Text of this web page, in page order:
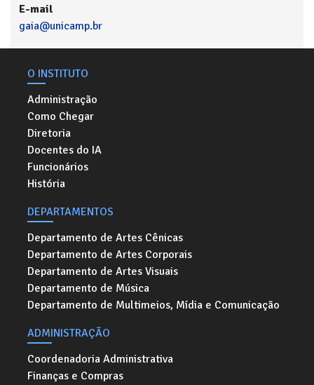
E-mail
gaia@unicamp.br
O INSTITUTO
Administração
Como Chegar
Diretoria
Docentes do IA
Funcionários
História
DEPARTAMENTOS
Departamento de Artes Cênicas
Departamento de Artes Corporais
Departamento de Artes Visuais
Departamento de Música
Departamento de Multimeios, Mídia e Comunicação
ADMINISTRAÇÃO
Coordenadoria Administrativa
Finanças e Compras